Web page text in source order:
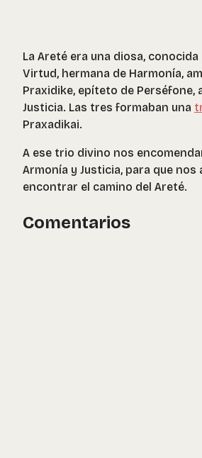
La Areté era una diosa,
Virtud, hermana de Harmonía,
Praxidike, epíteto de Perséfone,
Justicia. Las tres formaban una
Praxadikai.
A ese trio divino nos
Armonía y Justicia, para que nos
encontrar el camino del Areté.
Comentarios